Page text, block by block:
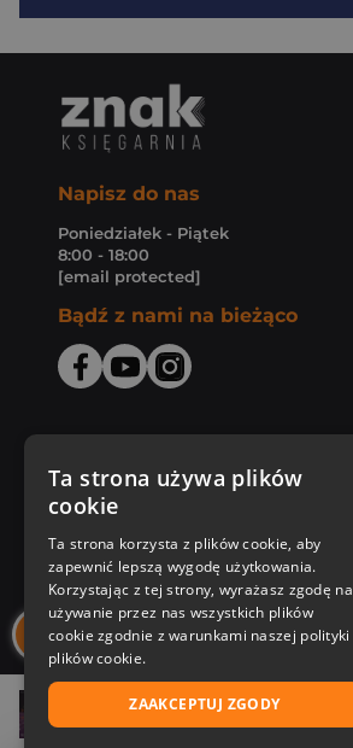
44,99 zł
Napisz do nas
Poniedziałek - Piątek
8:00 - 18:00
[email protected]
Bądź z nami na bieżąco
Zakupy u nas
Nasza oferta
Nasi autorzy
Ta strona używa plików
cookie
Ta strona korzysta z plików cookie, aby
zapewnić lepszą wygodę użytkowania.
Korzystając z tej strony, wyrażasz zgodę na
używanie przez nas wszystkich plików
cookie zgodnie z warunkami naszej polityki
plików cookie.
ZAAKCEPTUJ ZGODY